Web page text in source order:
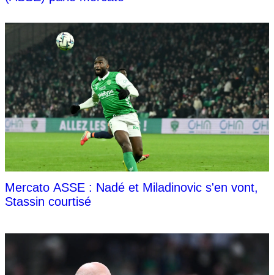
Mercato ASSE : Nadé et Miladinovic s'en vont,
Stassin courtisé